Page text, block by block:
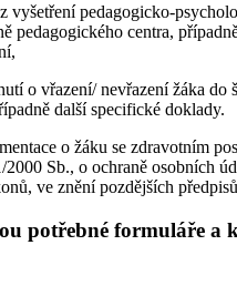
vyšetření pedagogicko-
pedagogického centra,
o vřazení/ nevřazení žáka do
další specifické doklady.
o žáku se zdravotním
2000 Sb., o ochraně osobních
ve znění pozdějších
potřebné formuláře a